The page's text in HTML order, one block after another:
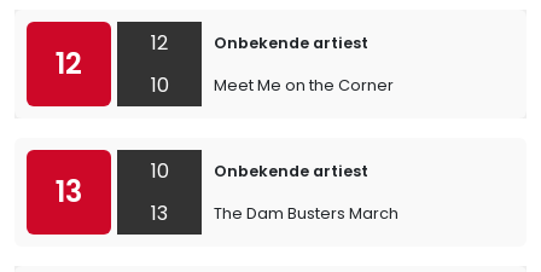
12
12
10
Onbekende artiest
Meet Me on the Corner
13
10
13
Onbekende artiest
The Dam Busters March